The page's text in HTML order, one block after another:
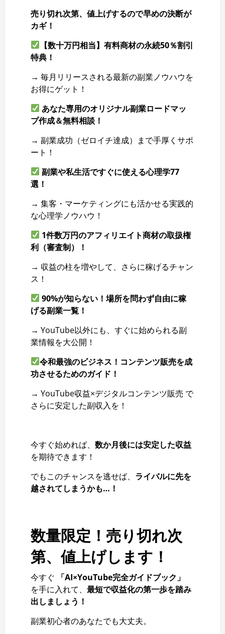
売り切れ次第、値上げするので早めの決断が
カギ！
【数十万円相当】有料商材の永続50％割引
特典！
→ 毎月リリースされる最新の副業ノウハウを
お得にゲット！
あなた専用のオリジナル副業ロードマッ
プ作成＆無料相談！
→ 副業成功（ゼロイチ達成）まで手厚くサポ
ート！
副業や私生活ですぐに使える心理学77
選！
→ 集客・マーケティングにも活かせる実践的
な心理学ノウハウ！
1件数万円のアフィリエイト商材の取扱権
利（審査制）！
→ 収益の柱を増やして、さらに稼げるチャン
ス！
90%が知らない！場所を問わず自由に稼
げる副業一覧！
→ YouTube以外にも、すぐに始められる副
業情報を大公開！
令和最強のビジネス！コンテンツ販売を成
功させるためのガイド！
→ YouTube収益×デジタルコンテンツ販売 で
さらに安定した副収入を！
今すぐ始めれば、 数か月後には安定した収益
を期待できます！
でもこのチャンスを逃せば、 ライバルに先を
越されてしまうかも…！
数量限定！売り切れ次
第、値上げします！
今すぐ
「AI×YouTube完全ガイドブック」
を手に入れて、 最短で収益化の第一歩を踏み
出しましょう！
副業初心者のあなたでも大丈夫。